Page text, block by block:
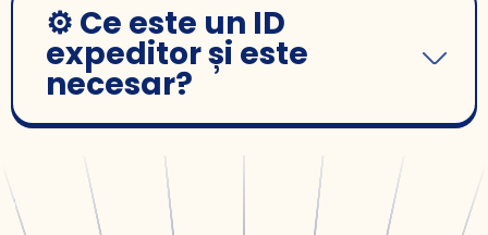
⚙️ Ce este un ID
expeditor și este
necesar?